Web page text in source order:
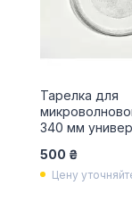
Тарелка для
340 мм
500 ₴
Цену